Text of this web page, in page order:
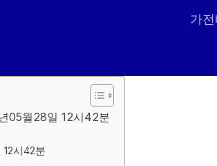
가
05월28일 12시42분
시42분